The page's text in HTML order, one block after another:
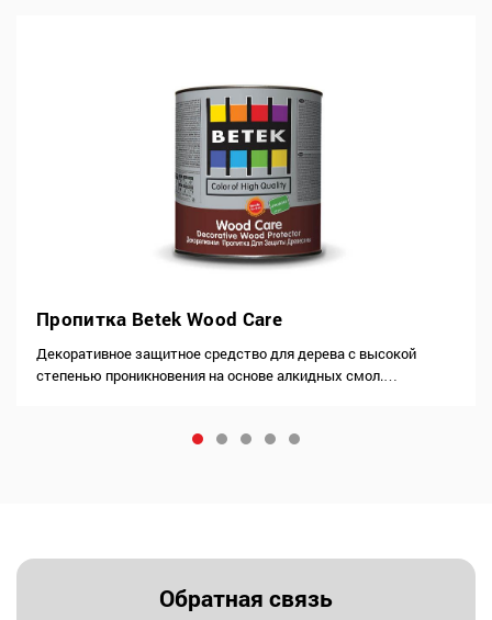
Пропитка Betek Wood Care
Декоративное защитное средство для дерева с высокой
степенью проникновения на основе алкидных смол.
лака или краски Защитное средство…
Обратная связь